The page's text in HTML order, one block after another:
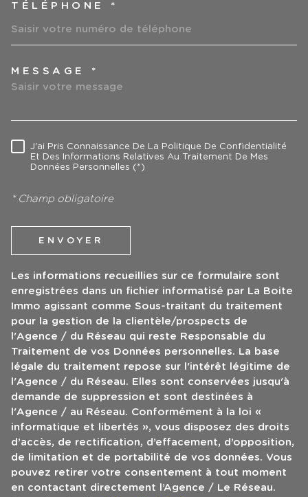
TÉLÉPHONE *
MESSAGE *
RÈGLEMENTATION
J'ai Pris Connaissance De La Politique De Confidentialité
Et Des Informations Relatives Au Traitement De Mes
Données Personnelles (*)
* Champ obligatoire
ENVOYER
Les informations recueillies sur ce formulaire sont
enregistrées dans un fichier informatisé par La Boite
Immo agissant comme Sous-traitant du traitement
pour la gestion de la clientèle/prospects de
l'Agence / du Réseau qui reste Responsable du
Traitement de vos Données personnelles. La base
légale du traitement repose sur l'intérêt légitime de
l'Agence / du Réseau. Elles sont conservées jusqu'à
demande de suppression et sont destinées à
l'Agence / au Réseau. Conformément à la loi «
informatique et libertés », vous disposez des droits
d’accès, de rectification, d’effacement, d’opposition,
de limitation et de portabilité de vos données. Vous
pouvez retirer votre consentement à tout moment
en contactant directement l’Agence / Le Réseau.